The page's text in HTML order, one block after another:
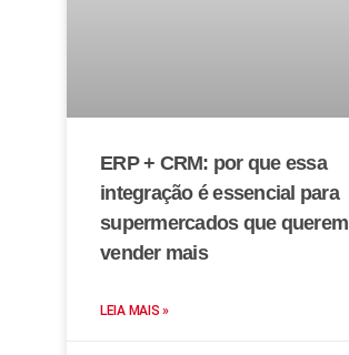
ERP + CRM: por que essa
integração é essencial para
supermercados que querem
vender mais
LEIA MAIS »